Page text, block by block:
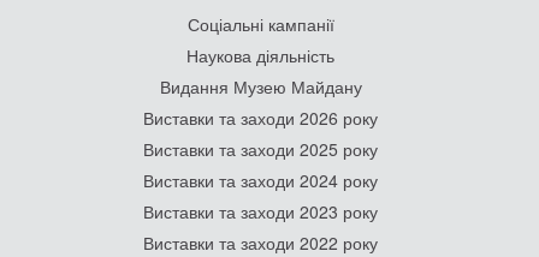
Соціальні кампанії
Наукова діяльність
Видання Музею Майдану
Виставки та заходи 2026 року
Виставки та заходи 2025 року
Виставки та заходи 2024 року
Виставки та заходи 2023 року
Виставки та заходи 2022 року